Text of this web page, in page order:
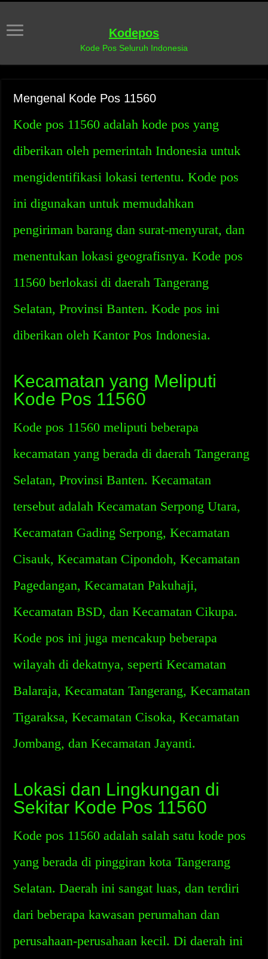
Kodepos
Kode Pos Seluruh Indonesia
Mengenal Kode Pos 11560
Kode pos 11560 adalah kode pos yang
diberikan oleh pemerintah Indonesia untuk
mengidentifikasi lokasi tertentu. Kode pos
ini digunakan untuk memudahkan
pengiriman barang dan surat-menyurat, dan
menentukan lokasi geografisnya. Kode pos
11560 berlokasi di daerah Tangerang
Selatan, Provinsi Banten. Kode pos ini
diberikan oleh Kantor Pos Indonesia.
Kecamatan yang Meliputi
Kode Pos 11560
Kode pos 11560 meliputi beberapa
kecamatan yang berada di daerah Tangerang
Selatan, Provinsi Banten. Kecamatan
tersebut adalah Kecamatan Serpong Utara,
Kecamatan Gading Serpong, Kecamatan
Cisauk, Kecamatan Cipondoh, Kecamatan
Pagedangan, Kecamatan Pakuhaji,
Kecamatan BSD, dan Kecamatan Cikupa.
Kode pos ini juga mencakup beberapa
wilayah di dekatnya, seperti Kecamatan
Balaraja, Kecamatan Tangerang, Kecamatan
Tigaraksa, Kecamatan Cisoka, Kecamatan
Jombang, dan Kecamatan Jayanti.
Lokasi dan Lingkungan di
Sekitar Kode Pos 11560
Kode pos 11560 adalah salah satu kode pos
yang berada di pinggiran kota Tangerang
Selatan. Daerah ini sangat luas, dan terdiri
dari beberapa kawasan perumahan dan
perusahaan-perusahaan kecil. Di daerah ini